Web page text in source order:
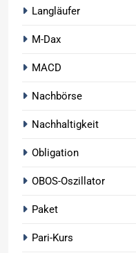
Langläufer
M-Dax
MACD
Nachbörse
Nachhaltigkeit
Obligation
OBOS-Oszillator
Paket
Pari-Kurs